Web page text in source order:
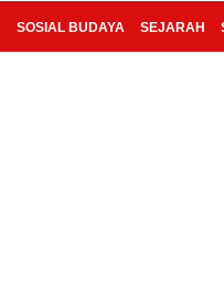
SOSIAL BUDAYA SEJARAH